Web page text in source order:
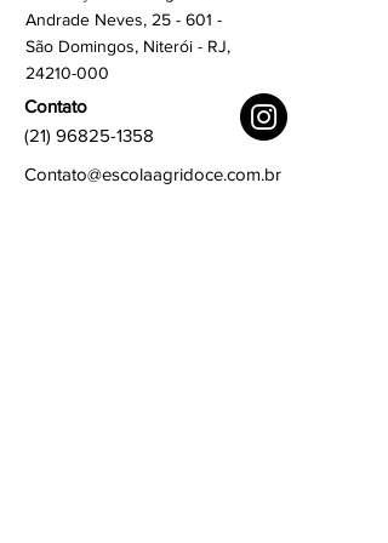
Andrade Neves, 25 - 601 -
São Domingos, Niterói - RJ,
24210-000
Contato
(21) 96825-1358
Contato@escolaagridoce.com.br